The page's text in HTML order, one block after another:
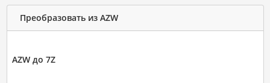
Преобразовать из AZW
AZW до 7Z